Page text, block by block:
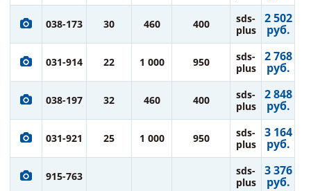
038-173 30 460 400
sds-
plus
2 502
руб.
031-914 22 1 000 950
sds-
plus
2 768
руб.
038-197 32 460 400
sds-
plus
2 848
руб.
031-921 25 1 000 950
sds-
plus
3 164
руб.
915-763
sds-
plus
3 376
руб.